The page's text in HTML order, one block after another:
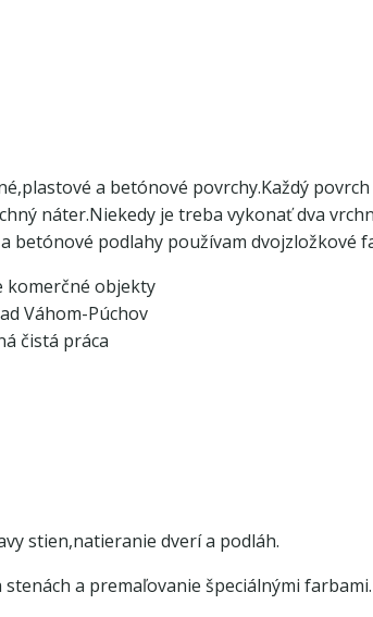
a betónové povrchy.Každý
náter.Niekedy je treba vykonať dva
betónové podlahy používam dvojzložkové
komerčné objekty
Váhom-Púchov
čistá práca
stien,natieranie dverí a podláh.
a premaľovanie špeciálnými farbami.